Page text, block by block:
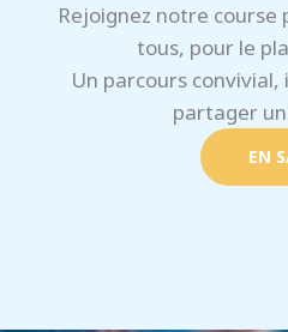
Rejoignez notre course
tous, pour le
Un parcours
partager
EN